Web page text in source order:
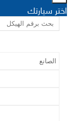
اختر سيارتك